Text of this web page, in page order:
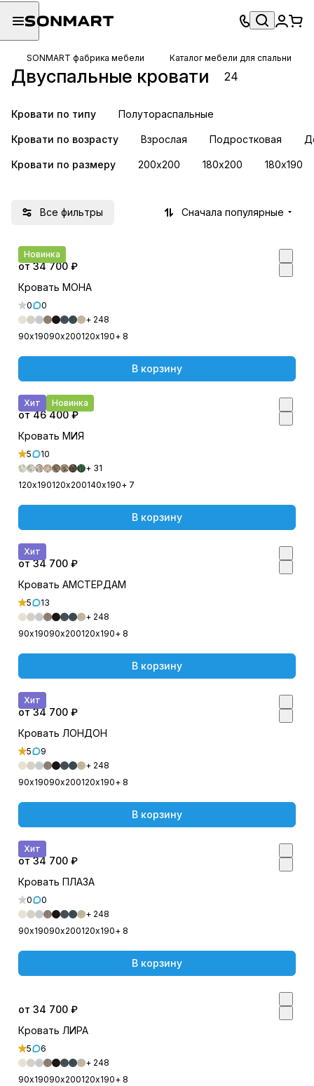
SONMART фабрика мебели Каталог мебели для спальни
Двуспальные кровати 24
Кровати по типу Полутораспальные
Кровати по возрасту Взрослая Подростковая
Кровати по размеру 200х200 180х200 180х190
Все фильтры Сначала популярные
Новинка
от 34 700 ₽
Кровать МОНА
0
0
+ 248
90х19090х200120х190+ 8
В корзину
Хит Новинка
от 46 400 ₽
Кровать МИЯ
5
10
+ 31
120х190120х200140х190+ 7
В корзину
Хит
от 34 700 ₽
Кровать АМСТЕРДАМ
5
13
+ 248
90х19090х200120х190+ 8
В корзину
Хит
от 34 700 ₽
Кровать ЛОНДОН
5
9
+ 248
90х19090х200120х190+ 8
В корзину
Хит
от 34 700 ₽
Кровать ПЛАЗА
0
0
+ 248
90х19090х200120х190+ 8
В корзину
от 34 700 ₽
Кровать ЛИРА
5
6
+ 248
90х19090х200120х190+ 8